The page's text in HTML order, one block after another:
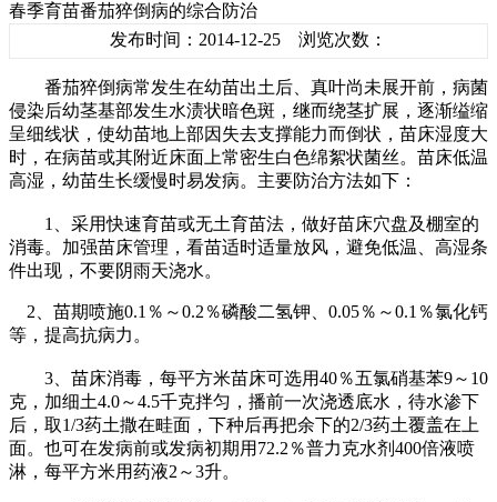
春季育苗番茄猝倒病的综合防治
发布时间：2014-12-25 浏览次数：
番茄猝倒病常发生在幼苗出土后、真叶尚未展开前，病菌
侵染后幼茎基部发生水渍状暗色斑，继而绕茎扩展，逐渐缢缩
呈细线状，使幼苗地上部因失去支撑能力而倒状，苗床湿度大
时，在病苗或其附近床面上常密生白色绵絮状菌丝。苗床低温
高湿，幼苗生长缓慢时易发病。主要防治方法如下：
1、采用快速育苗或无土育苗法，做好苗床穴盘及棚室的
消毒。加强苗床管理，看苗适时适量放风，避免低温、高湿条
件出现，不要阴雨天浇水。
2、苗期喷施0.1％～0.2％磷酸二氢钾、0.05％～0.1％氯化钙
等，提高抗病力。
3、苗床消毒，每平方米苗床可选用40％五氯硝基苯9～10
克，加细土4.0～4.5千克拌匀，播前一次浇透底水，待水渗下
后，取1/3药土撒在畦面，下种后再把余下的2/3药土覆盖在上
面。也可在发病前或发病初期用72.2％普力克水剂400倍液喷
淋，每平方米用药液2～3升。